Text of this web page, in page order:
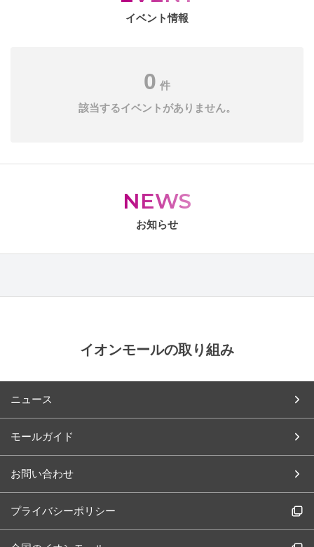
イベント情報
0 件
該当するイベントがありません。
NEWS
お知らせ
イオンモールの取り組み
ニュース
モールガイド
お問い合わせ
プライバシーポリシー